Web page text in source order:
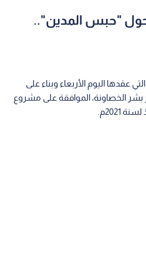
حول "حبس المدين"..
عقدها اليوم الأربعاء وبناء على
بشر الخصاونة، الموافقة على مشروع
2021م.